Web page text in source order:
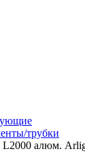
трубки
L2000 алюм.